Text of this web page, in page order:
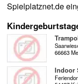
Spielplatznet.de
66663
Indoor